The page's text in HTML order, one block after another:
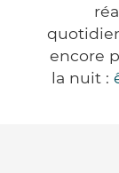
encore
la nuit :